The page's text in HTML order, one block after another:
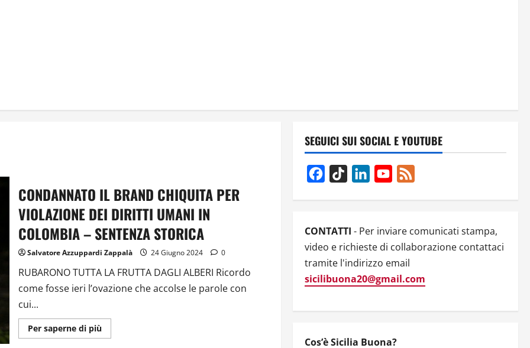
CONDANNATO IL BRAND CHIQUITA PER
VIOLAZIONE DEI DIRITTI UMANI IN
COLOMBIA – SENTENZA STORICA
Salvatore Azzuppardi Zappalà 24 Giugno 2024 0
RUBARONO TUTTA LA FRUTTA DAGLI ALBERI Ricordo
come fosse ieri l’ovazione che accolse le parole con
cui...
Per saperne di piùUlteriori
informazioni
SEGUICI SUI SOCIAL E YOUTUBE
Facebook
TikTok LinkedInYouTube
CONTATTI - Per inviare comunicati stampa,
video e richieste di collaborazione contattaci
tramite l'indirizzo email
sicilibuona20@gmail.com
Cos’è Sicilia Buona?